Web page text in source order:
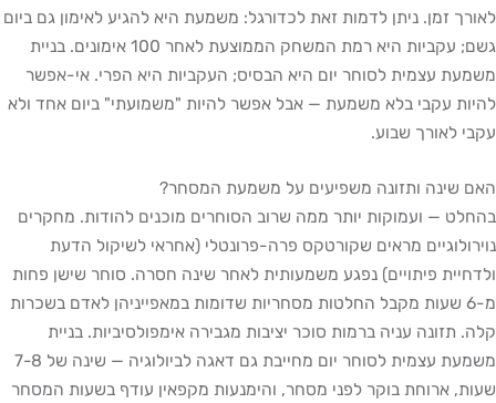
לאורך זמן. ניתן לדמות זאת לכדורגל: משמעת היא להגיע לאימון גם ביום
גשם; עקביות היא רמת המשחק הממוצעת לאחר 100 אימונים. בניית
משמעת עצמית לסוחר יום היא הבסיס; העקביות היא הפרי. אי-אפשר
להיות עקבי בלא משמעת — אבל אפשר להיות "משמועתי" ביום אחד ולא
עקבי לאורך שבוע.
האם שינה ותזונה משפיעים על משמעת המסחר?
בהחלט — ועמוקות יותר ממה שרוב הסוחרים מוכנים להודות. מחקרים
נוירולוגיים מראים שקורטקס פרה-פרונטלי (אחראי לשיקול הדעת
ולדחיית פיתויים) נפגע משמעותית לאחר שינה חסרה. סוחר שישן פחות
מ-6 שעות מקבל החלטות מסחריות שדומות במאפייניהן לאדם בשכרות
קלה. תזונה עניה ברמות סוכר יציבות מגבירה אימפולסיביות. בניית
משמעת עצמית לסוחר יום מחייבת גם דאגה לביולוגיה — שינה של 7-8
שעות, ארוחת בוקר לפני מסחר, והימנעות מקפאין עודף בשעות המסחר